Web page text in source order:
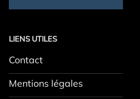
LIENS UTILES
Contact
Mentions légales